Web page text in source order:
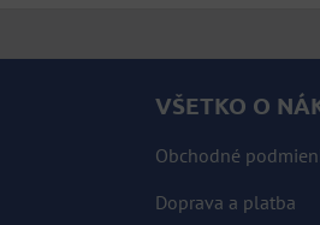
VŠETKO O
Obchodné
Doprava a platba